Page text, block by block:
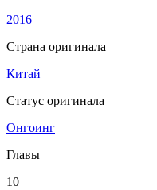
2016
Страна оригинала
Китай
Статус оригинала
Онгоинг
Главы
10